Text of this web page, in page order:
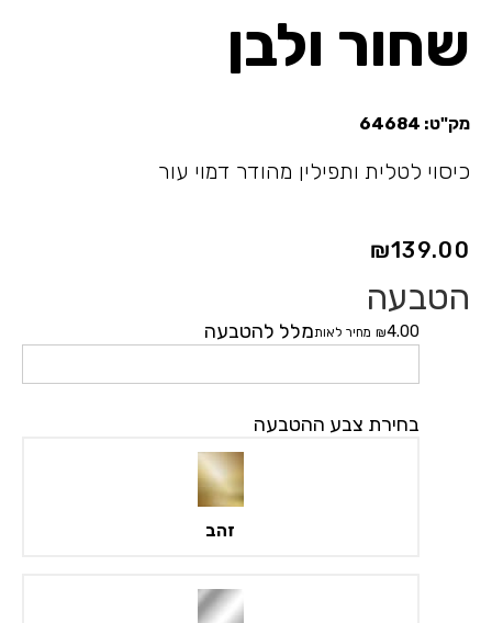
שחור ולבן
מק"ט: 64684
כיסוי לטלית ותפילין מהודר דמוי עור
₪139.00
הטבעה
מלל להטבעה ₪4.00 מחיר לאות
בחירת צבע ההטבעה
זהב
כמות